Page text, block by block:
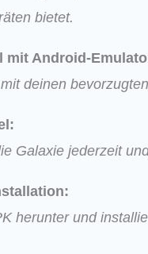
bietet.
mit Android-
deinen
Galaxie jederzeit
herunter und